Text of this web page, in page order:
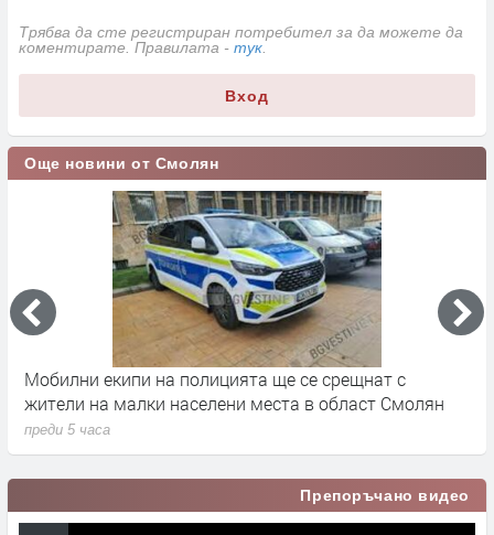
Трябва да сте регистриран потребител за да можете да
коментирате. Правилата - тук
Вход
Още новини от Смолян
Мобилни екипи на полицията ще се срещнат с
жители на малки населени места в област Смолян
преди 5 часа
Препоръчано видео